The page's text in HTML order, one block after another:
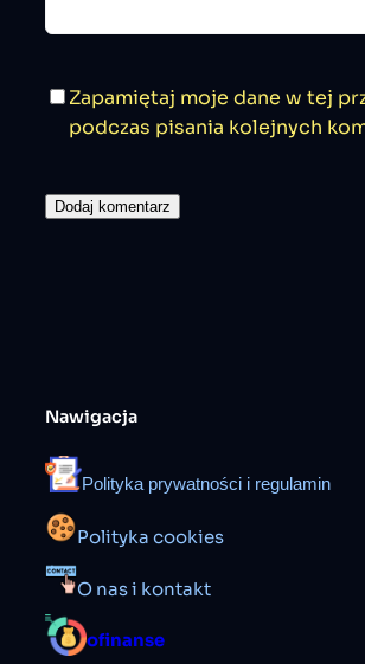
Zapamiętaj moje dane w tej
podczas pisania kolejnych
Nawigacja
Polityka prywatności i regulamin
Polityka cookies
O nas i kontakt
ofinanse